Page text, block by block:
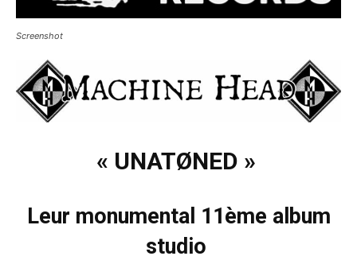
Screenshot
« UNATØNED »
Leur monumental 11ème album
studio